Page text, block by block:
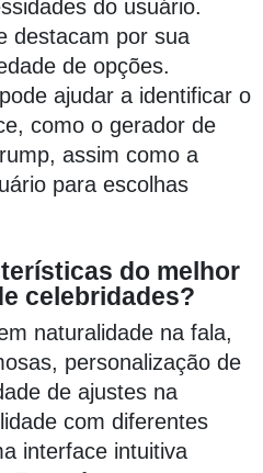
do usuário.
destacam por sua
de opções.
ajudar a identificar o
como o gerador de
assim como a
para escolhas
do melhor
celebridades?
naturalidade na fala,
personalização de
de ajustes na
com diferentes
interface intuitiva